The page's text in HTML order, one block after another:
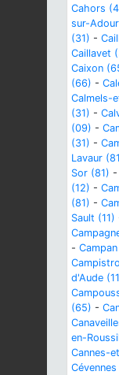
Cahors
sur-
(31) -
Caillavet
Caixon
(66) -
Calmels-
(31) -
(09) -
(31) -
Lavaur
Sor (81) -
(12) -
(81) -
Sault (11)
-
d'Aude
(65) -
en-
Cannes-